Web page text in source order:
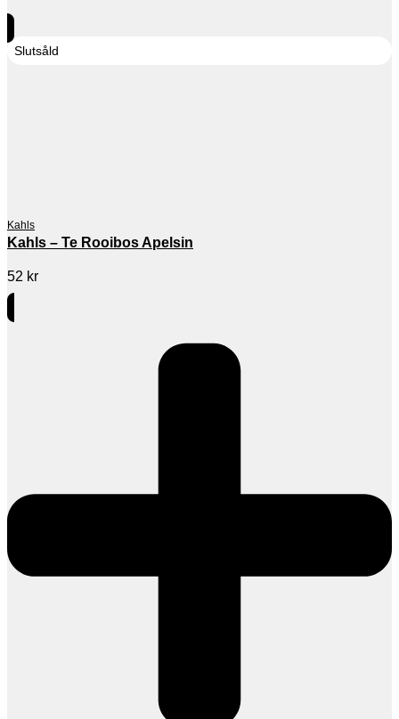
Slutsåld
Kahls
Kahls – Te Rooibos Apelsin
52 kr